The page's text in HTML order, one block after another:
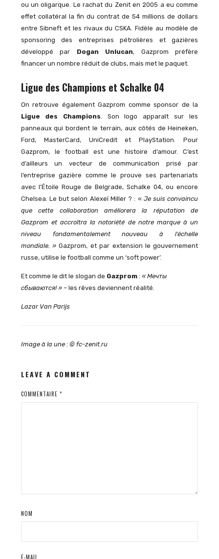
ou un oligarque. Le rachat du Zenit en 2005 a eu comme
effet collatéral la fin du contrat de 54 millions de dollars
entre Sibneft et les rivaux du CSKA. Fidèle au modèle de
sponsoring des entreprises pétrolières et gazières
développé par Dogan Unlucan, Gazprom préfère
financer un nombre réduit de clubs, mais met le paquet.
Ligue des Champions et Schalke 04
On retrouve également Gazprom comme sponsor de la
Ligue des Champions . Son logo apparaît sur les
panneaux qui bordent le terrain, aux côtés de Heineken,
Ford, MasterCard, UniCredit et PlayStation. Pour
Gazprom, le football est une histoire d’amour. C’est
d’ailleurs un vecteur de communication prisé par
l’entreprise gazière comme le prouve ses partenariats
avec l’Étoile Rouge de Belgrade, Schalke 04, ou encore
Chelsea. Le but selon Alexeï Miller ? : « Je suis convaincu
que cette collaboration améliorera la réputation de
Gazprom et accroîtra la notoriété de notre marque à un
niveau fondamentalement nouveau à l’échelle
mondiale. »Gazprom, et par extension le gouvernement
russe, utilise le football comme un ‘soft power’.
Et comme le dit le slogan de Gazprom: « Мечты
сбываются! »– les rêves deviennent réalité.
Lazar Van Parijs
Image à la une : © fc-zenit.ru
LEAVE A COMMENT
COMMENTAIRE *
NOM
E-MAIL